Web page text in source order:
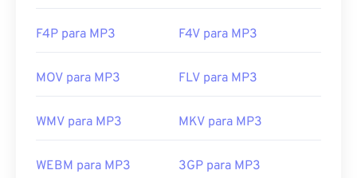
https://mpeg.chiariglione.org/standards/mpeg-
F4P para MP3 F4V para MP3
MOV para MP3 FLV para MP3
WMV para MP3 MKV para MP3
WEBM para MP3 3GP para MP3